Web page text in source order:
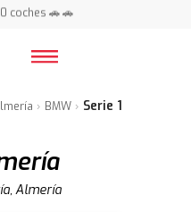
España ⭐
España ⭐
BMW Serie 1
Almería